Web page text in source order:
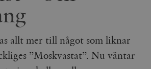
allt mer till något som liknar
”Moskvastat”. Nu väntar